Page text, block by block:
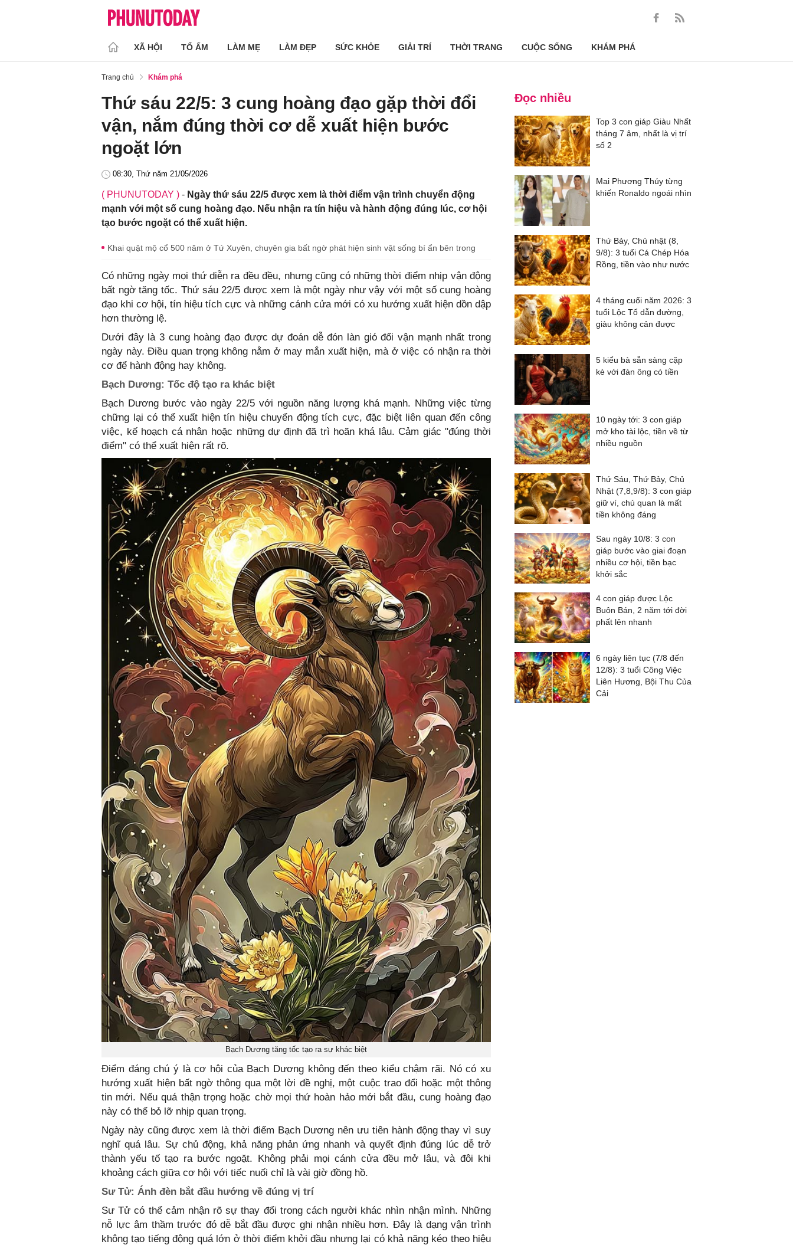
XÃ HỘI TỔ ẤM LÀM MẸ LÀM ĐẸP SỨC KHỎE GIẢI TRÍ THỜI TRANG CUỘC SỐNG KHÁM PHÁ
Trang chủ Khám phá
Thứ sáu 22/5: 3 cung hoàng đạo gặp thời đổi
vận, nắm đúng thời cơ dễ xuất hiện bước
ngoặt lớn
08:30, Thứ năm 21/05/2026
( PHUNUTODAY ) - Ngày thứ sáu 22/5 được xem là thời điểm vận trình chuyển động
mạnh với một số cung hoàng đạo. Nếu nhận ra tín hiệu và hành động đúng lúc, cơ hội
tạo bước ngoặt có thể xuất hiện.
Khai quật mộ cổ 500 năm ở Tứ Xuyên, chuyên gia bất ngờ phát hiện sinh vật sống bí ẩn bên trong
Có những ngày mọi thứ diễn ra đều đều, nhưng cũng có những thời điểm nhịp vận động
bất ngờ tăng tốc. Thứ sáu 22/5 được xem là một ngày như vậy với một số cung hoàng
đạo khi cơ hội, tín hiệu tích cực và những cánh cửa mới có xu hướng xuất hiện dồn dập
hơn thường lệ.
Dưới đây là 3 cung hoàng đạo được dự đoán dễ đón làn gió đổi vận mạnh nhất trong
ngày này. Điều quan trọng không nằm ở may mắn xuất hiện, mà ở việc có nhận ra thời
cơ để hành động hay không.
Bạch Dương: Tốc độ tạo ra khác biệt
Bạch Dương bước vào ngày 22/5 với nguồn năng lượng khá mạnh. Những việc từng
chững lại có thể xuất hiện tín hiệu chuyển động tích cực, đặc biệt liên quan đến công
việc, kế hoạch cá nhân hoặc những dự định đã trì hoãn khá lâu. Cảm giác "đúng thời
điểm" có thể xuất hiện rất rõ.
Bạch Dương tăng tốc tạo ra sự khác biệt
Điểm đáng chú ý là cơ hội của Bạch Dương không đến theo kiểu chậm rãi. Nó có xu
hướng xuất hiện bất ngờ thông qua một lời đề nghị, một cuộc trao đổi hoặc một thông
tin mới. Nếu quá thận trọng hoặc chờ mọi thứ hoàn hảo mới bắt đầu, cung hoàng đạo
này có thể bỏ lỡ nhịp quan trọng.
Ngày này cũng được xem là thời điểm Bạch Dương nên ưu tiên hành động thay vì suy
nghĩ quá lâu. Sự chủ động, khả năng phản ứng nhanh và quyết định đúng lúc dễ trở
thành yếu tố tạo ra bước ngoặt. Không phải mọi cánh cửa đều mở lâu, và đôi khi
khoảng cách giữa cơ hội với tiếc nuối chỉ là vài giờ đồng hồ.
Sư Tử: Ánh đèn bắt đầu hướng về đúng vị trí
Sư Tử có thể cảm nhận rõ sự thay đổi trong cách người khác nhìn nhận mình. Những
nỗ lực âm thầm trước đó dễ bắt đầu được ghi nhận nhiều hơn. Đây là dạng vận trình
không tạo tiếng động quá lớn ở thời điểm khởi đầu nhưng lại có khả năng kéo theo hiệu
Đọc nhiều
Top 3 con giáp Giàu Nhất
tháng 7 âm, nhất là vị trí
số 2
Mai Phương Thúy từng
khiến Ronaldo ngoái nhìn
Thứ Bảy, Chủ nhật (8,
9/8): 3 tuổi Cá Chép Hóa
Rồng, tiền vào như nước
4 tháng cuối năm 2026: 3
tuổi Lộc Tổ dẫn đường,
giàu không cản được
5 kiểu bà sẵn sàng cặp
kè với đàn ông có tiền
10 ngày tới: 3 con giáp
mở kho tài lộc, tiền về từ
nhiều nguồn
Thứ Sáu, Thứ Bảy, Chủ
Nhật (7,8,9/8): 3 con giáp
giữ ví, chủ quan là mất
tiền không đáng
Sau ngày 10/8: 3 con
giáp bước vào giai đoạn
nhiều cơ hội, tiền bạc
khởi sắc
4 con giáp được Lộc
Buôn Bán, 2 năm tới đời
phất lên nhanh
6 ngày liên tục (7/8 đến
12/8): 3 tuổi Công Việc
Liên Hương, Bội Thu Của
Cải